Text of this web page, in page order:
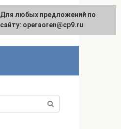
Для любых предложений по
сайту: operaoren@cp9.ru